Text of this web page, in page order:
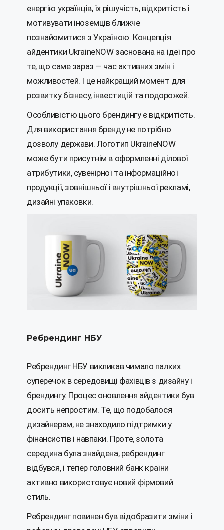
енергію українців, їх рішучість, відкритість і
мотивувати іноземців ближче
познайомитися з Україною. Концепція
айдентики UkraineNOW заснована на ідеї про
те, що саме зараз — час активних змін і
можливостей. І це найкращий момент для
розвитку бізнесу, інвестицій та подорожей.
Особливістю цього брендингу є відкритість.
Для використання бренду не потрібно
дозволу держави. Логотип UkraineNOW
може бути присутнім в оформленні ділової
атрибутики, сувенірної та інформаційної
продукції, зовнішньої і внутрішньої рекламі,
дизайні упаковки.
Ребрендинг НБУ
Ребрендинг НБУ викликав чимало палких
суперечок в середовищі фахівців з дизайну і
брендингу. Процес оновлення айдентики був
досить непростим. Те, що подобалося
дизайнерам, не знаходило підтримки у
фінансистів і навпаки. Проте, золота
середина була знайдена, ребрендинг
відбувся, і тепер головний банк країни
активно використовує новий фірмовий
стиль.
Ребрендинг повинен був відобразити зміни і